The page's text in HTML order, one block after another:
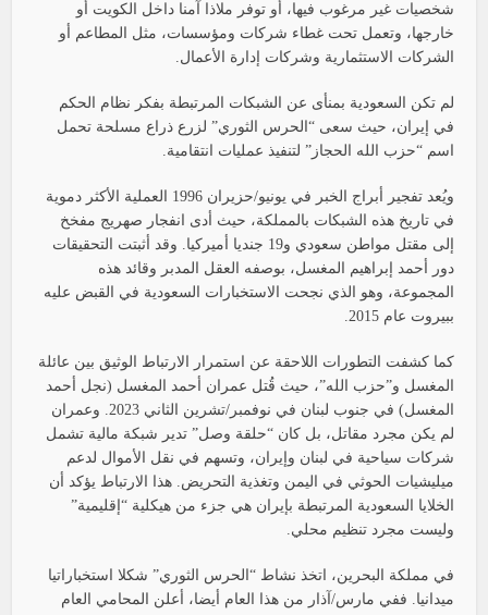
شخصيات غير مرغوب فيها، أو توفر ملاذا آمنا داخل الكويت أو
خارجها، وتعمل تحت غطاء شركات ومؤسسات، مثل المطاعم أو
الشركات الاستثمارية وشركات إدارة الأعمال.
لم تكن السعودية بمنأى عن الشبكات المرتبطة بفكر نظام الحكم
في إيران، حيث سعى “الحرس الثوري” لزرع ذراع مسلحة تحمل
اسم “حزب الله الحجاز” لتنفيذ عمليات انتقامية.
ويُعد تفجير أبراج الخبر في يونيو/حزيران 1996 العملية الأكثر دموية
في تاريخ هذه الشبكات بالمملكة، حيث أدى انفجار صهريج مفخخ
إلى مقتل مواطن سعودي و19 جنديا أميركيا. وقد أثبتت التحقيقات
دور أحمد إبراهيم المغسل، بوصفه العقل المدبر وقائد هذه
المجموعة، وهو الذي نجحت الاستخبارات السعودية في القبض عليه
ببيروت عام 2015.
كما كشفت التطورات اللاحقة عن استمرار الارتباط الوثيق بين عائلة
المغسل و”حزب الله”، حيث قُتل عمران أحمد المغسل (نجل أحمد
المغسل) في جنوب لبنان في نوفمبر/تشرين الثاني 2023. وعمران
لم يكن مجرد مقاتل، بل كان “حلقة وصل” تدير شبكة مالية تشمل
شركات سياحية في لبنان وإيران، وتسهم في نقل الأموال لدعم
ميليشيات الحوثي في اليمن وتغذية التحريض. هذا الارتباط يؤكد أن
الخلايا السعودية المرتبطة بإيران هي جزء من هيكلية “إقليمية”
وليست مجرد تنظيم محلي.
في مملكة البحرين، اتخذ نشاط “الحرس الثوري” شكلا استخباراتيا
ميدانيا. ففي مارس/آذار من هذا العام أيضا، أعلن المحامي العام